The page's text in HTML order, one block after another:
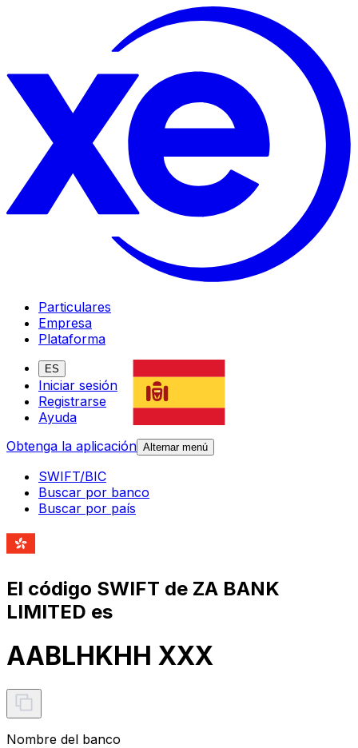
Particulares
Empresa
Plataforma
ES
Iniciar sesión
Registrarse
Ayuda
Obtenga la aplicación Alternar menú
SWIFT/BIC
Buscar por banco
Buscar por país
El código SWIFT de ZA BANK
LIMITED es
AABLHKHH XXX
Nombre del banco